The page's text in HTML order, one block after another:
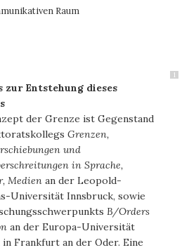
Raum
1
zur Entstehung dieses
der Grenze ist Gegenstand
Grenzen,
und
in Sprache,
Medien an der Leopold-
Universität Innsbruck, sowie
B/Orders
an der Europa-Universität
in Frankfurt an der Oder. Eine